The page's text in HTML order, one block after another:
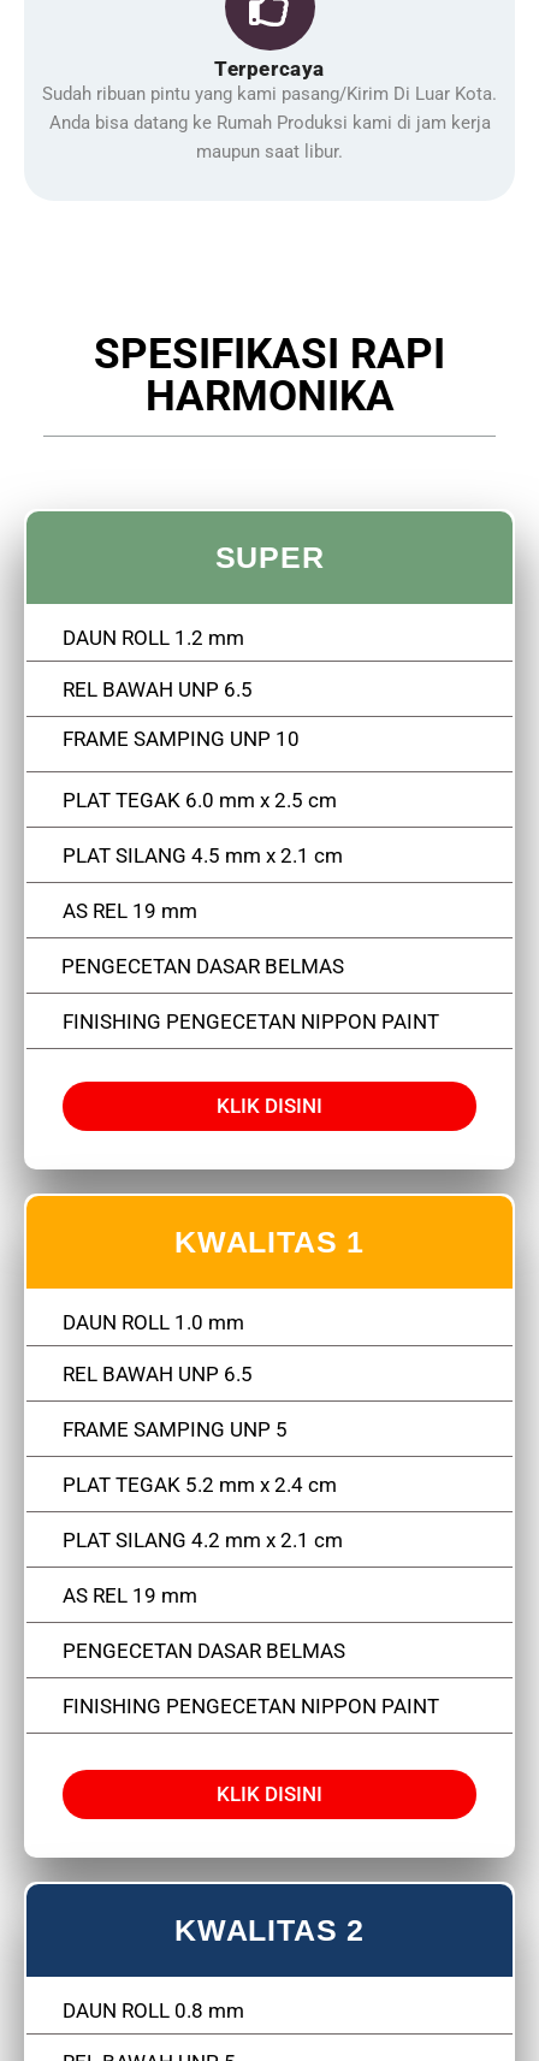
Terpercaya
Sudah ribuan pintu yang kami pasang/Kirim Di Luar Kota.
Anda bisa datang ke Rumah Produksi kami di jam kerja
maupun saat libur.
SPESIFIKASI RAPI
HARMONIKA
SUPER
DAUN ROLL 1.2 mm
REL BAWAH UNP 6.5
FRAME SAMPING UNP 10
PLAT TEGAK 6.0 mm x 2.5 cm
PLAT SILANG 4.5 mm x 2.1 cm
AS REL 19 mm
PENGECETAN DASAR BELMAS
FINISHING PENGECETAN NIPPON PAINT
KLIK DISINI
KWALITAS 1
DAUN ROLL 1.0 mm
REL BAWAH UNP 6.5
FRAME SAMPING UNP 5
PLAT TEGAK 5.2 mm x 2.4 cm
PLAT SILANG 4.2 mm x 2.1 cm
AS REL 19 mm
PENGECETAN DASAR BELMAS
FINISHING PENGECETAN NIPPON PAINT
KLIK DISINI
KWALITAS 2
DAUN ROLL 0.8 mm